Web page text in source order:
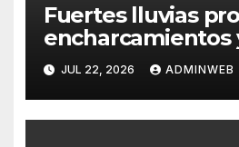
Fuertes lluvias
encharcamientos
un árbol, sin
Acapulco
JUL 22, 2026 ADMINWEB